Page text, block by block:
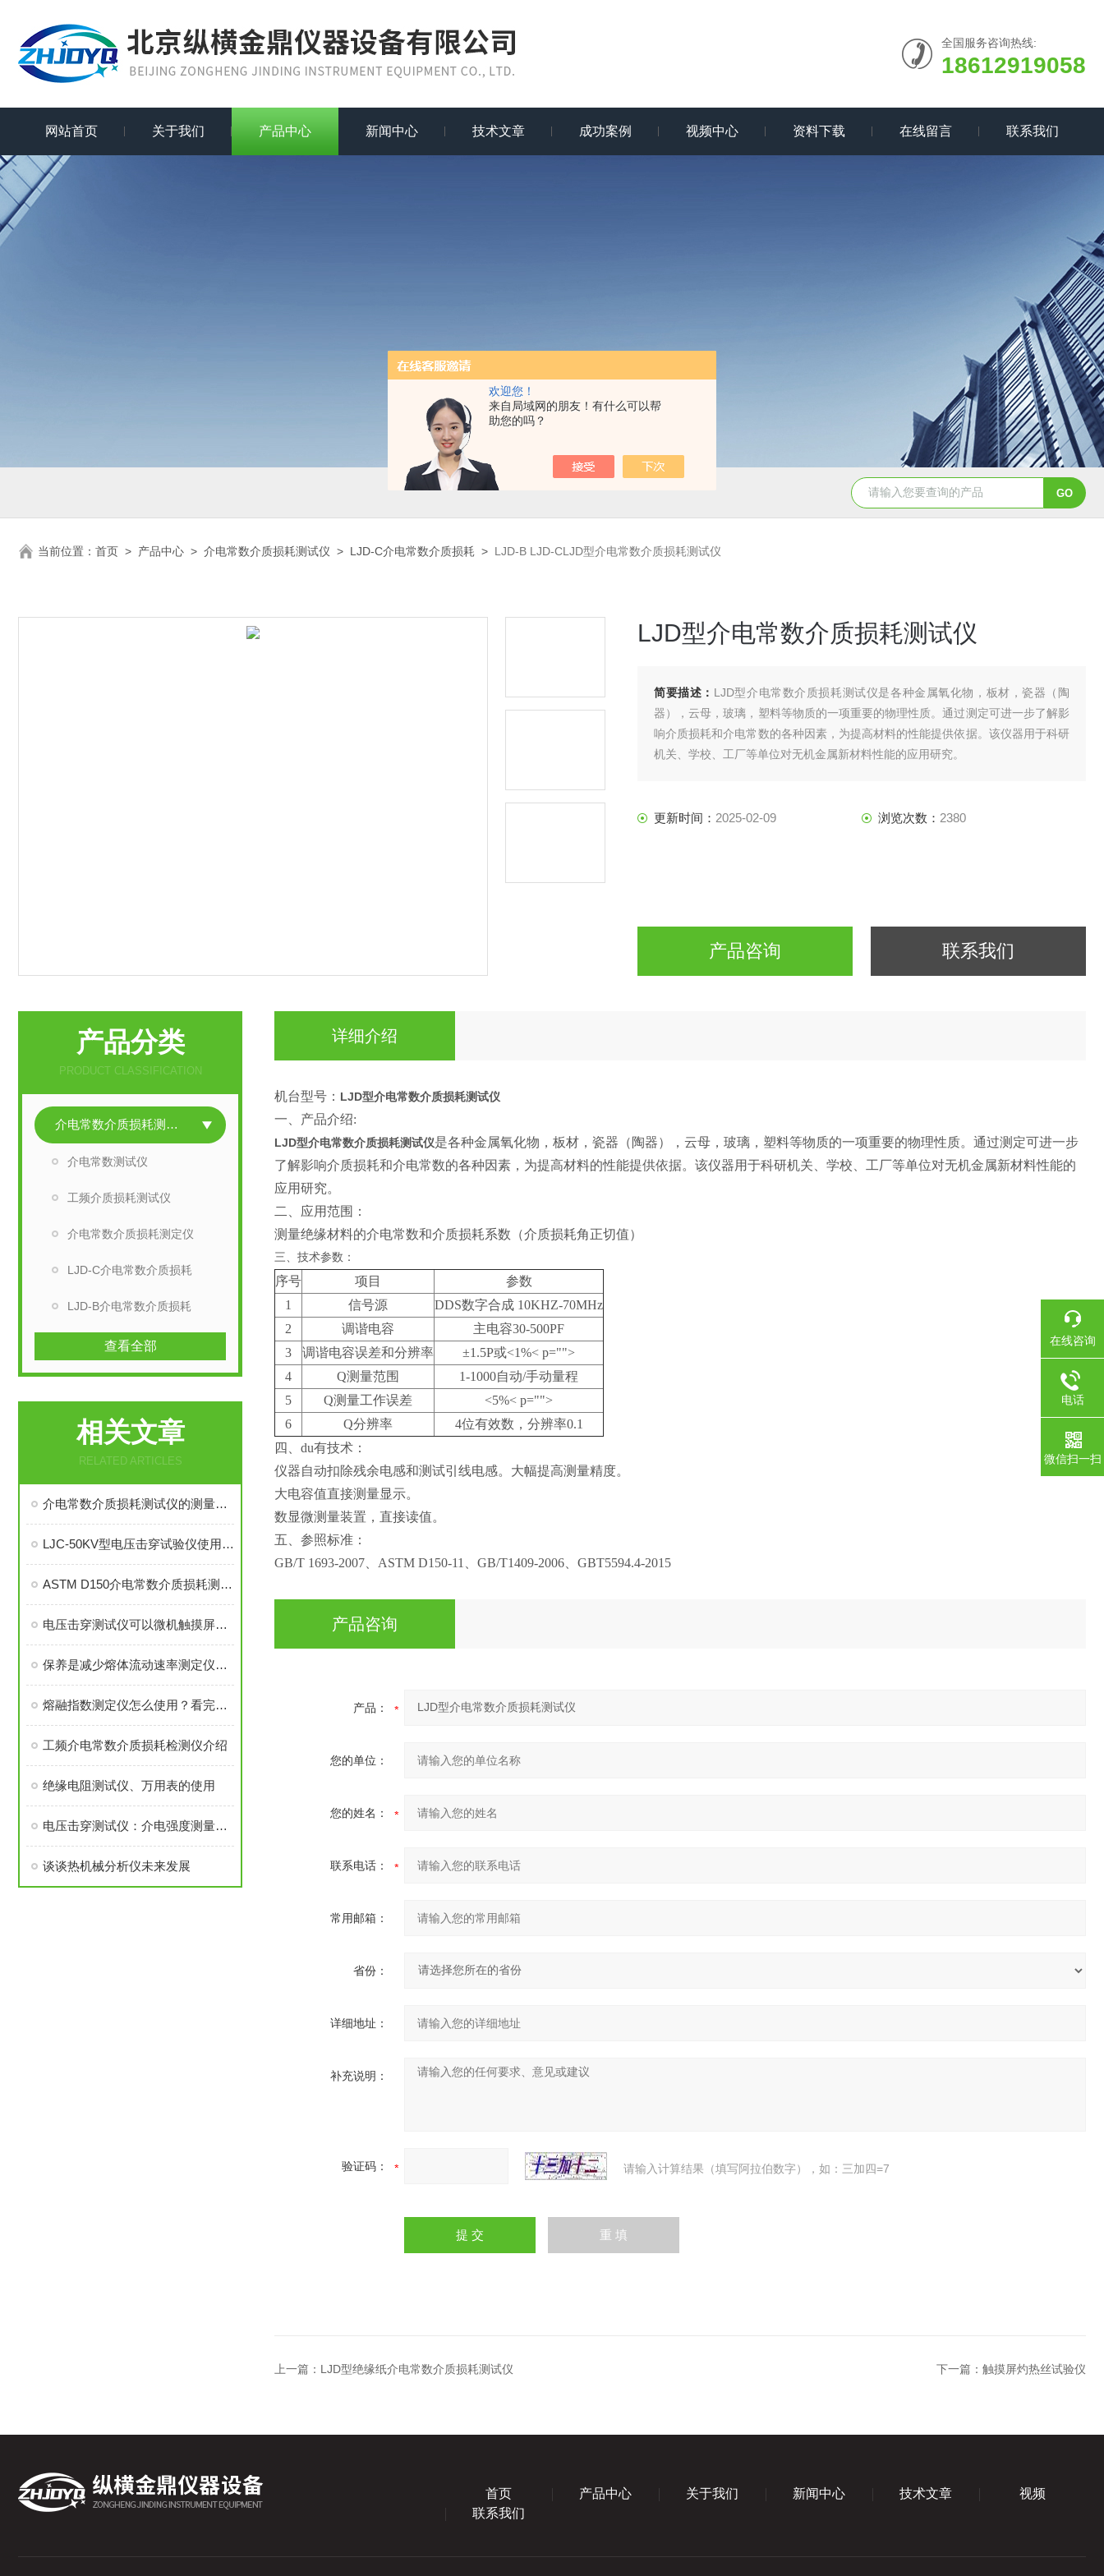
欢迎您！
来自局域网的朋友！有什么可以帮
助您的吗？
全国服务咨询热线:
18612919058
网站首页 关于我们 产品中心 新闻中心 技术文章 成功案例 视频中心 资料下载 在线留言 联系我们
当前位置： 首页 > 产品中心 > 介电常数介质损耗测试仪 > LJD-C介电常数介质损耗 > LJD-B LJD-CLJD型介电常数介质损耗测试仪
LJD型介电常数介质损耗测试仪
简要描述： LJD型介电常数介质损耗测试仪是各种金属氧化物，板材，瓷器（陶
器），云母，玻璃，塑料等物质的一项重要的物理性质。通过测定可进一步了解影
响介质损耗和介电常数的各种因素，为提高材料的性能提供依据。该仪器用于科研
机关、学校、工厂等单位对无机金属新材料性能的应用研究。
更新时间： 2025-02-09 浏览次数： 2380
产品咨询 联系我们
产品分类
PRODUCT CLASSIFICATION
介电常数介质损耗测试仪
介电常数测试仪
工频介质损耗测试仪
介电常数介质损耗测定仪
LJD-C介电常数介质损耗
LJD-B介电常数介质损耗
查看全部
相关文章
RELATED ARTICLES
介电常数介质损耗测试仪的测量方法
LJC-50KV型电压击穿试验仪使用说明书介绍
ASTM D150介电常数介质损耗测试仪主要特点
电压击穿测试仪可以微机触摸屏双控制
保养是减少熔体流动速率测定仪故障的有效方法
熔融指数测定仪怎么使用？看完就明白了
工频介电常数介质损耗检测仪介绍
绝缘电阻测试仪、万用表的使用
电压击穿测试仪：介电强度测量的技术原理与系统构成
谈谈热机械分析仪未来发展
详细介绍
机台型号： LJD型介电常数介质损耗测试仪
一、产品介绍:
LJD型介电常数介质损耗测试仪是各种金属氧化物，板材，瓷器（陶器），云母，玻璃，塑料等物质的一项重要的物理性质。通过测定可进一步
了解影响介质损耗和介电常数的各种因素，为提高材料的性能提供依据。该仪器用于科研机关、学校、工厂等单位对无机金属新材料性能的
应用研究。
二、应用范围：
测量绝缘材料的介电常数和介质损耗系数（介质损耗角正切值）
三、技术参数：
序号 项目
参数
1
信号源
DDS数字合成 10KHZ-70MHz
2
调谐电容
主电容30-500PF
3
调谐电容误差和分辨率
±1.5P或<1%< p="">
4
Q测量范围
1-1000自动/手动量程
5
Q测量工作误差
<5%< p="">
6
Q分辨率
4位有效数，分辨率0.1
四、du有技术：
仪器自动扣除残余电感和测试引线电感。大幅提高测量精度。
大电容值直接测量显示。
数显微测量装置，直接读值。
五、参照标准 ：
GB/T 1693-2007、ASTM D150-11、GB/T1409-2006、GBT5594.4-2015
产品咨询
产品：
您的单位：
您的姓名：
联系电话：
常用邮箱：
省份：
详细地址：
补充说明：
验证码： 请输入计算结果（填写阿拉伯数字），如：三加四=7
上一篇： LJD型绝缘纸介电常数介质损耗测试仪 下一篇： 触摸屏灼热丝试验仪
首页 产品中心 关于我们 新闻中心 技术文章
视频
联系我们
在线咨询
电话
微信扫一扫